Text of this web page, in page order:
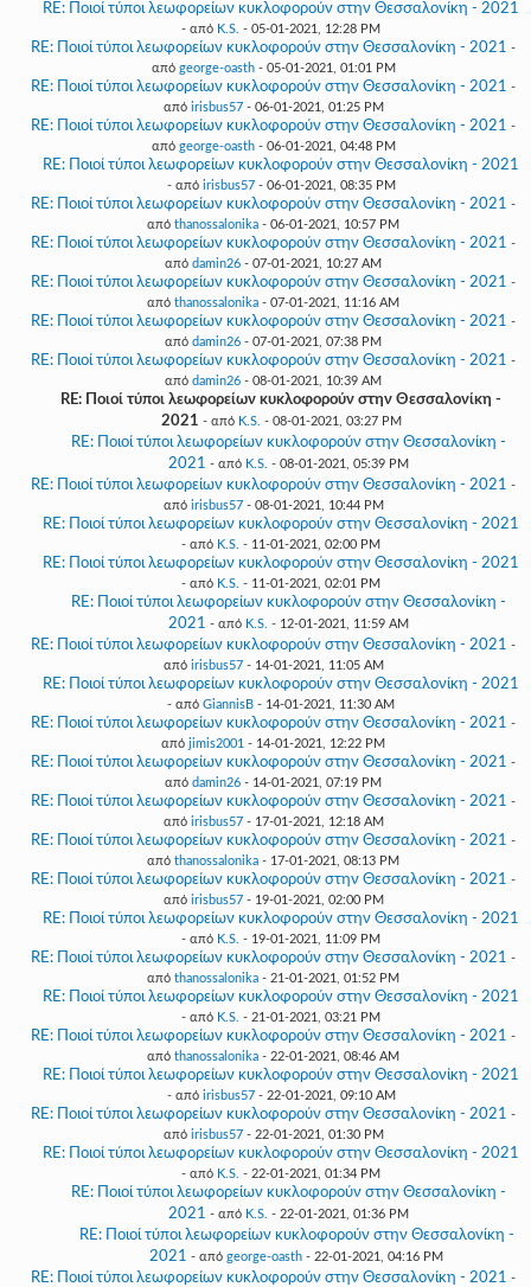
RE: Ποιοί τύποι λεωφορείων κυκλοφορούν στην Θεσσαλονίκη - 2021
- από K.S. - 05-01-2021, 12:28 PM
RE: Ποιοί τύποι λεωφορείων κυκλοφορούν στην Θεσσαλονίκη - 2021 -
από george-oasth- 05-01-2021, 01:01 PM
RE: Ποιοί τύποι λεωφορείων κυκλοφορούν στην Θεσσαλονίκη - 2021 -
από irisbus57- 06-01-2021, 01:25 PM
RE: Ποιοί τύποι λεωφορείων κυκλοφορούν στην Θεσσαλονίκη - 2021 -
από george-oasth- 06-01-2021, 04:48 PM
RE: Ποιοί τύποι λεωφορείων κυκλοφορούν στην Θεσσαλονίκη - 2021
- από irisbus57- 06-01-2021, 08:35 PM
RE: Ποιοί τύποι λεωφορείων κυκλοφορούν στην Θεσσαλονίκη - 2021 -
από thanossalonika - 06-01-2021, 10:57 PM
RE: Ποιοί τύποι λεωφορείων κυκλοφορούν στην Θεσσαλονίκη - 2021 -
από damin26 - 07-01-2021, 10:27 AM
RE: Ποιοί τύποι λεωφορείων κυκλοφορούν στην Θεσσαλονίκη - 2021 -
από thanossalonika - 07-01-2021, 11:16 AM
RE: Ποιοί τύποι λεωφορείων κυκλοφορούν στην Θεσσαλονίκη - 2021 -
από damin26 - 07-01-2021, 07:38 PM
RE: Ποιοί τύποι λεωφορείων κυκλοφορούν στην Θεσσαλονίκη - 2021 -
από damin26 - 08-01-2021, 10:39 AM
RE: Ποιοί τύποι λεωφορείων κυκλοφορούν στην Θεσσαλονίκη -
2021 - από K.S. - 08-01-2021, 03:27 PM
RE: Ποιοί τύποι λεωφορείων κυκλοφορούν στην Θεσσαλονίκη -
2021 - από K.S. - 08-01-2021, 05:39 PM
RE: Ποιοί τύποι λεωφορείων κυκλοφορούν στην Θεσσαλονίκη - 2021 -
από irisbus57- 08-01-2021, 10:44 PM
RE: Ποιοί τύποι λεωφορείων κυκλοφορούν στην Θεσσαλονίκη - 2021
- από K.S. - 11-01-2021, 02:00 PM
RE: Ποιοί τύποι λεωφορείων κυκλοφορούν στην Θεσσαλονίκη - 2021
- από K.S. - 11-01-2021, 02:01 PM
RE: Ποιοί τύποι λεωφορείων κυκλοφορούν στην Θεσσαλονίκη -
2021 - από K.S. - 12-01-2021, 11:59 AM
RE: Ποιοί τύποι λεωφορείων κυκλοφορούν στην Θεσσαλονίκη - 2021 -
από irisbus57- 14-01-2021, 11:05 AM
RE: Ποιοί τύποι λεωφορείων κυκλοφορούν στην Θεσσαλονίκη - 2021
- από GiannisB - 14-01-2021, 11:30 AM
RE: Ποιοί τύποι λεωφορείων κυκλοφορούν στην Θεσσαλονίκη - 2021 -
από jimis2001 - 14-01-2021, 12:22 PM
RE: Ποιοί τύποι λεωφορείων κυκλοφορούν στην Θεσσαλονίκη - 2021 -
από damin26 - 14-01-2021, 07:19 PM
RE: Ποιοί τύποι λεωφορείων κυκλοφορούν στην Θεσσαλονίκη - 2021 -
από irisbus57- 17-01-2021, 12:18 AM
RE: Ποιοί τύποι λεωφορείων κυκλοφορούν στην Θεσσαλονίκη - 2021 -
από thanossalonika - 17-01-2021, 08:13 PM
RE: Ποιοί τύποι λεωφορείων κυκλοφορούν στην Θεσσαλονίκη - 2021 -
από irisbus57- 19-01-2021, 02:00 PM
RE: Ποιοί τύποι λεωφορείων κυκλοφορούν στην Θεσσαλονίκη - 2021
- από K.S. - 19-01-2021, 11:09 PM
RE: Ποιοί τύποι λεωφορείων κυκλοφορούν στην Θεσσαλονίκη - 2021 -
από thanossalonika - 21-01-2021, 01:52 PM
RE: Ποιοί τύποι λεωφορείων κυκλοφορούν στην Θεσσαλονίκη - 2021
- από K.S. - 21-01-2021, 03:21 PM
RE: Ποιοί τύποι λεωφορείων κυκλοφορούν στην Θεσσαλονίκη - 2021 -
από thanossalonika - 22-01-2021, 08:46 AM
RE: Ποιοί τύποι λεωφορείων κυκλοφορούν στην Θεσσαλονίκη - 2021
- από irisbus57- 22-01-2021, 09:10 AM
RE: Ποιοί τύποι λεωφορείων κυκλοφορούν στην Θεσσαλονίκη - 2021 -
από irisbus57- 22-01-2021, 01:30 PM
RE: Ποιοί τύποι λεωφορείων κυκλοφορούν στην Θεσσαλονίκη - 2021
- από K.S. - 22-01-2021, 01:34 PM
RE: Ποιοί τύποι λεωφορείων κυκλοφορούν στην Θεσσαλονίκη -
2021 - από K.S. - 22-01-2021, 01:36 PM
RE: Ποιοί τύποι λεωφορείων κυκλοφορούν στην Θεσσαλονίκη -
2021 - από george-oasth - 22-01-2021, 04:16 PM
RE: Ποιοί τύποι λεωφορείων κυκλοφορούν στην Θεσσαλονίκη - 2021 -